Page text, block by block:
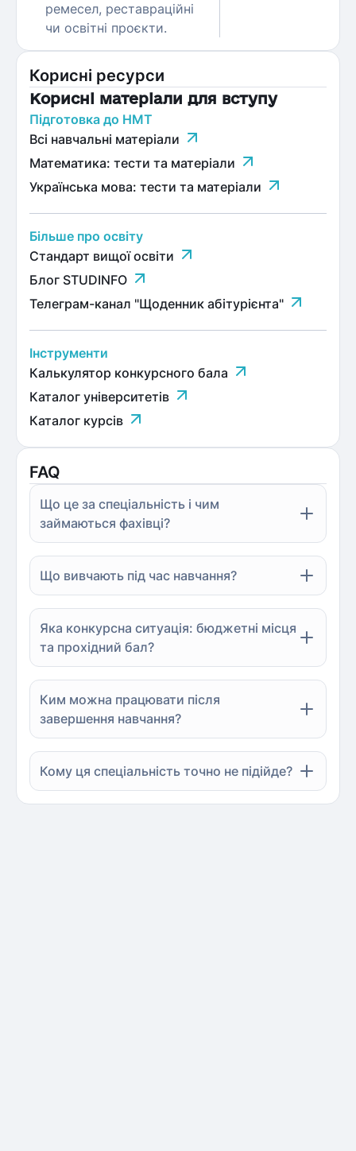
ремесел, реставраційні
чи освітні проєкти.
Корисні ресурси
Корисні матеріали для вступу
Підготовка до НМТ
Всі навчальні матеріали
Математика: тести та матеріали
Українська мова: тести та матеріали
Більше про освіту
Стандарт вищої освіти
Блог STUDINFO
Телеграм-канал "Щоденник абітурієнта"
Інструменти
Калькулятор конкурсного бала
Каталог університетів
Каталог курсів
FAQ
Що це за спеціальність і чим
займаються фахівці?
Що вивчають під час навчання?
Яка конкурсна ситуація: бюджетні місця
та прохідний бал?
Ким можна працювати після
завершення навчання?
Кому ця спеціальність точно не підійде?